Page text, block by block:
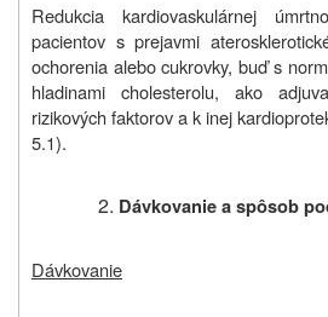
Redukcia kardiovaskulárnej
pacientov s prejavmi
ochorenia alebo cukrovky, buď s
hladinami cholesterolu, ako
rizikových faktorov a k inej
5.1).
Dávkovanie a spôsob
Dávkovanie